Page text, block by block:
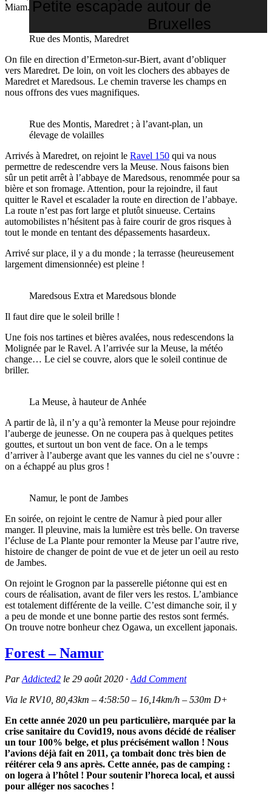
Petite escapade autour de
Bruxelles
Miam.
Rue des Montis, Maredret
On file en direction d’Ermeton-sur-Biert, avant d’obliquer
vers Maredret. De loin, on voit les clochers des abbayes de
Maredret et Maredsous. Le chemin traverse les champs en
nous offrons des vues magnifiques.
Rue des Montis, Maredret ; à l’avant-plan, un
élevage de volailles
Arrivés à Maredret, on rejoint le Ravel 150 qui va nous
permettre de redescendre vers la Meuse. Nous faisons bien
sûr un petit arrêt à l’abbaye de Maredsous, renommée pour sa
bière et son fromage. Attention, pour la rejoindre, il faut
quitter le Ravel et escalader la route en direction de l’abbaye.
La route n’est pas fort large et plutôt sinueuse. Certains
automobilistes n’hésitent pas à faire courir de gros risques à
tout le monde en tentant des dépassements hasardeux.
Arrivé sur place, il y a du monde ; la terrasse (heureusement
largement dimensionnée) est pleine !
Maredsous Extra et Maredsous blonde
Il faut dire que le soleil brille !
Une fois nos tartines et bières avalées, nous redescendons la
Molignée par le Ravel. A l’arrivée sur la Meuse, la météo
change… Le ciel se couvre, alors que le soleil continue de
briller.
La Meuse, à hauteur de Anhée
A partir de là, il n’y a qu’à remonter la Meuse pour rejoindre
l’auberge de jeunesse. On ne coupera pas à quelques petites
gouttes, et surtout un bon vent de face. On a le temps
d’arriver à l’auberge avant que les vannes du ciel ne s’ouvre :
on a échappé au plus gros !
Namur, le pont de Jambes
En soirée, on rejoint le centre de Namur à pied pour aller
manger. Il pleuvine, mais la lumière est très belle. On traverse
l’écluse de La Plante pour remonter la Meuse par l’autre rive,
histoire de changer de point de vue et de jeter un oeil au resto
de Jambes.
On rejoint le Grognon par la passerelle piétonne qui est en
cours de réalisation, avant de filer vers les restos. L’ambiance
est totalement différente de la veille. C’est dimanche soir, il y
a peu de monde et une bonne partie des restos sont fermés.
On trouve notre bonheur chez Ogawa, un excellent japonais.
Forest – Namur
ParAddicted2 le 29 août 2020 · Add Comment
Via le RV10, 80,43km – 4:58:50 – 16,14km/h – 530m D+
En cette année 2020 un peu particulière, marquée par la
crise sanitaire du Covid19, nous avons décidé de réaliser
un tour 100% belge, et plus précisément wallon ! Nous
l’avions déjà fait en 2011, ça tombait donc très bien de
réitérer cela 9 ans après. Cette année, pas de camping :
on logera à l’hôtel ! Pour soutenir l’horeca local, et aussi
pour alléger nos sacoches !